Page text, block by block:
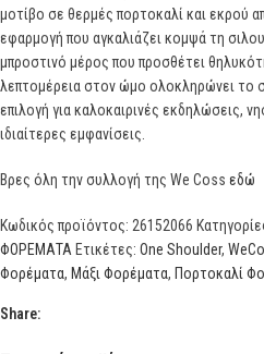
μοτίβο σε θερμές πορτοκαλί και εκρού
εφαρμογή που αγκαλιάζει κομψά τη
μπροστινό μέρος που προσθέτει
λεπτομέρεια στον ώμο ολοκληρώνει το
επιλογή για καλοκαιρινές εκδηλώσεις,
ιδιαίτερες εμφανίσεις.
Βρες όλη την συλλογή της We Coss εδώ
Κωδικός προϊόντος: 26152066
ΦΟΡΕΜΑΤΑ Ετικέτες: One Shoulder,
Φορέματα, Μάξι Φορέματα, Πορτοκαλί
Share: